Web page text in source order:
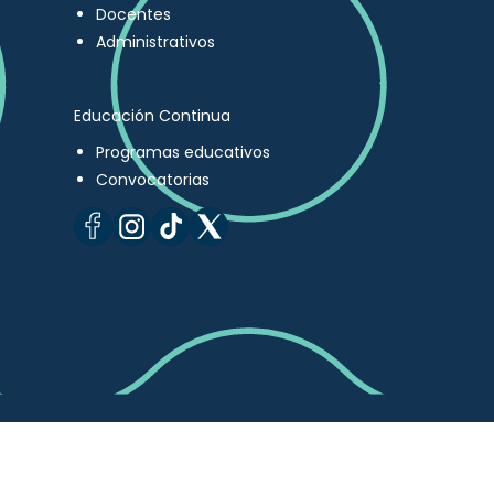
Docentes
Administrativos
Educación Continua
Programas educativos
Convocatorias